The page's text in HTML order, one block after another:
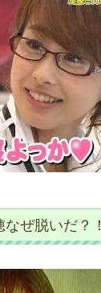
なぜ脱いだ？！